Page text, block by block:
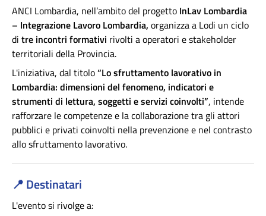
ANCI Lombardia, nell’ambito del progetto InLav Lombardia
– Integrazione Lavoro Lombardia, organizza a Lodi un ciclo
di tre incontri formativi rivolti a operatori e stakeholder
territoriali della Provincia.
L'iniziativa, dal titolo“Lo sfruttamento lavorativo in
Lombardia: dimensioni del fenomeno, indicatori e
strumenti di lettura, soggetti e servizi coinvolti”, intende
rafforzare le competenze e la collaborazione tra gli attori
pubblici e privati coinvolti nella prevenzione e nel contrasto
allo sfruttamento lavorativo.
📍Destinatari
L'evento si rivolge a: